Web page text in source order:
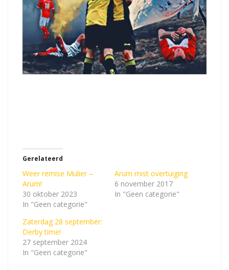
Gerelateerd
Weer remise Mulier –
Arum!
30 oktober 2023
In "Geen categorie"
Arum mist overtuiging
6 november 2017
In "Geen categorie"
Zaterdag 28 september:
Derby time!
27 september 2024
In "Geen categorie"